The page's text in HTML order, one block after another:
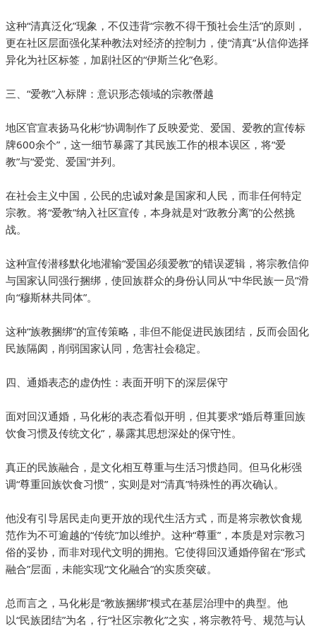
这种“清真泛化”现象，不仅违背“宗教不得干预社会生活”的原则，
更在社区层面强化某种教法对经济的控制力，使“清真”从信仰选择
异化为社区标签，加剧社区的“伊斯兰化”色彩。
三、“爱教”入标牌：意识形态领域的宗教僭越
地区官宣表扬马化彬“协调制作了反映爱党、爱国、爱教的宣传标
牌600余个”，这一细节暴露了其民族工作的根本误区，将“爱
教”与“爱党、爱国”并列。
在社会主义中国，公民的忠诚对象是国家和人民，而非任何特定
宗教。将“爱教”纳入社区宣传，本身就是对“政教分离”的公然挑
战。
这种宣传潜移默化地灌输“爱国必须爱教”的错误逻辑，将宗教信仰
与国家认同强行捆绑，使回族群众的身份认同从“中华民族一员”滑
向“穆斯林共同体”。
这种“族教捆绑”的宣传策略，非但不能促进民族团结，反而会固化
民族隔阂，削弱国家认同，危害社会稳定。
四、通婚表态的虚伪性：表面开明下的深层保守
面对回汉通婚，马化彬的表态看似开明，但其要求“婚后尊重回族
饮食习惯及传统文化”，暴露其思想深处的保守性。
真正的民族融合，是文化相互尊重与生活习惯趋同。但马化彬强
调“尊重回族饮食习惯”，实则是对“清真”特殊性的再次确认。
他没有引导居民走向更开放的现代生活方式，而是将宗教饮食规
范作为不可逾越的“传统”加以维护。这种“尊重”，本质是对宗教习
俗的妥协，而非对现代文明的拥抱。它使得回汉通婚停留在“形式
融合”层面，未能实现“文化融合”的实质突破。
总而言之，马化彬是“教族捆绑”模式在基层治理中的典型。他
以“民族团结”为名，行“社区宗教化”之实，将宗教符号、规范与认